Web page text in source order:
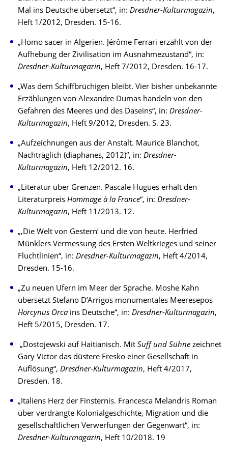
Mal ins Deutsche übersetzt“, in: Dresdner-Kulturmagazin,
Heft 1/2012, Dresden. 15-16.
„Homo sacer in Algerien. Jérôme Ferrari erzählt von der
Aufhebung der Zivilisation im Ausnahmezustand“, in:
Dresdner-Kulturmagazin, Heft 7/2012, Dresden. 16-17.
„Was dem Schiffbrüchigen bleibt. Vier bisher unbekannte
Erzählungen von Alexandre Dumas handeln von den
Gefahren des Meeres und des Daseins“, in: Dresdner-
Kulturmagazin, Heft 9/2012, Dresden. S. 23.
„Aufzeichnungen aus der Anstalt. Maurice Blanchot,
Nachträglich (diaphanes, 2012)“, in: Dresdner-
Kulturmagazin, Heft 12/2012. 16.
„Literatur über Grenzen. Pascale Hugues erhält den
Literaturpreis Hommage à la France“, in: Dresdner-
Kulturmagazin, Heft 11/2013. 12.
„,Die Welt von Gestern‘ und die von heute. Herfried
Münklers Vermessung des Ersten Weltkrieges und seiner
Fluchtlinien“, in: Dresdner-Kulturmagazin, Heft 4/2014,
Dresden. 15-16.
„Zu neuen Ufern im Meer der Sprache. Moshe Kahn
übersetzt Stefano D’Arrigos monumentales Meeresepos
Horcynus Orcains Deutsche“, in: Dresdner-Kulturmagazin,
Heft 5/2015, Dresden. 17.
„Dostojewski auf Haitianisch. Mit Suff und Sühne zeichnet
Gary Victor das düstere Fresko einer Gesellschaft in
Auflösung“, Dresdner-Kulturmagazin, Heft 4/2017,
Dresden. 18.
„Italiens Herz der Finsternis. Francesca Melandris Roman
über verdrängte Kolonialgeschichte, Migration und die
gesellschaftlichen Verwerfungen der Gegenwart“, in:
Dresdner-Kulturmagazin, Heft 10/2018. 19